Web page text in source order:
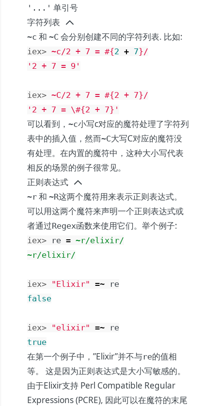
'...' 单引号
字符列表
~c 和 ~C 会分别创建不同的字符列表. 比如:
iex> ~c/2 + 7 = #{2 + 7}/
'2 + 7 = 9'
iex> ~C/2 + 7 = #{2 + 7}/
'2 + 7 = \#{2 + 7}'
可以看到， ~c小写c对应的魔符处理了字符列
表中的插入值，然而~C大写C对应的魔符没
有处理。在内置的魔符中，这种大小写代表
相反的场景的例子很常见。
正则表达式
~r 和 ~R这两个魔符用来表示正则表达式。
可以用这两个魔符来声明一个正则表达式或
者通过Regex函数来使用它们。举个例子:
iex> re = ~r/elixir/
~r/elixir/
iex> "Elixir" =~
re
false
iex> "elixir" =~
re
true
在第一个例子中，”Elixir”并不与re的值相
等。 这是因为正则表达式是大小写敏感的。
由于Elixir支持 Perl Compatible Regular
Expressions (PCRE), 因此可以在魔符的末尾